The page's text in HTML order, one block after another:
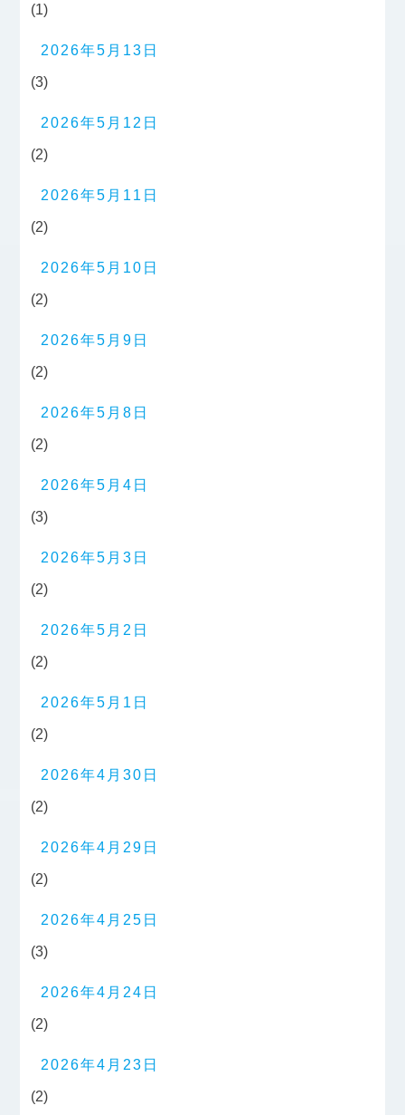
(1)
2026年5月13日
(3)
2026年5月12日
(2)
2026年5月11日
(2)
2026年5月10日
(2)
2026年5月9日
(2)
2026年5月8日
(2)
2026年5月4日
(3)
2026年5月3日
(2)
2026年5月2日
(2)
2026年5月1日
(2)
2026年4月30日
(2)
2026年4月29日
(2)
2026年4月25日
(3)
2026年4月24日
(2)
2026年4月23日
(2)